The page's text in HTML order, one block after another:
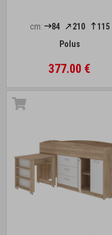
cm: 84 210
115
Polus
377.00 €